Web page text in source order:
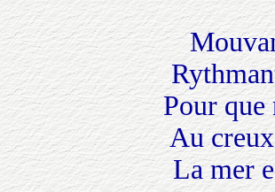
Pour que
Au
La mer